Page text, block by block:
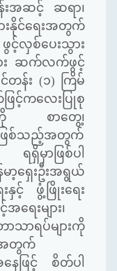
းအဆင့် ဆရာ၊
းနိုင်ရေးအတွက်
င့်လှစ်ပေးသွား
ား ဆက်လက်ဖွင့်
င်တန်း (၁) ကြိမ်
င့်ကလေးပြုစု
ားကို စာတွေ့၊
ဖြစ်သည့်အတွက်
ရှိမှာဖြစ်ပါ
ာ့ရှေးဦးအရွယ်
နှင့် ဖွံ့ဖြိုးရေး
ေးများ၊
ရပ်များကို
အတွက်
ေဖြင့် စိတ်ပါ